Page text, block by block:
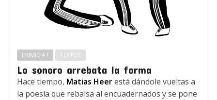
PRIMICIA ! TEXTOS
Lo sonoro arrebata la forma
Hace tiempo, Matias Heerestá dándole vueltas a
la poesía que rebalsa al encuadernados y se pone